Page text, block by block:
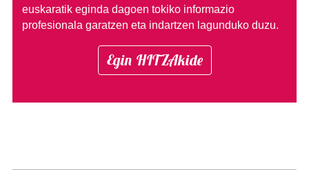
euskaratik eginda dagoen tokiko informazio
profesionala garatzen eta indartzen lagunduko duzu.
Egin HITZAkide